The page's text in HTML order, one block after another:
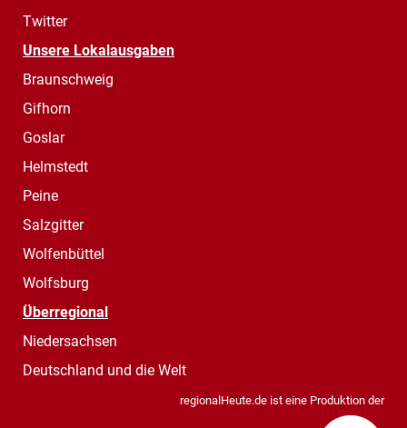
Twitter
Unsere Lokalausgaben
Braunschweig
Gifhorn
Goslar
Helmstedt
Peine
Salzgitter
Wolfenbüttel
Wolfsburg
Überregional
Niedersachsen
Deutschland und die Welt
regionalHeute.de ist eine Produktion der